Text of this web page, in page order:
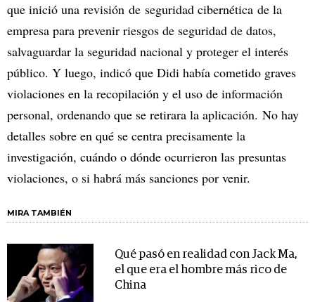
que inició una revisión de seguridad cibernética de la
empresa para prevenir riesgos de seguridad de datos,
salvaguardar la seguridad nacional y proteger el interés
público. Y luego, indicó que Didi había cometido graves
violaciones en la recopilación y el uso de información
personal, ordenando que se retirara la aplicación. No hay
detalles sobre en qué se centra precisamente la
investigación, cuándo o dónde ocurrieron las presuntas
violaciones, o si habrá más sanciones por venir.
MIRA TAMBIÉN
Qué pasó en realidad con Jack Ma,
el que era el hombre más rico de
China